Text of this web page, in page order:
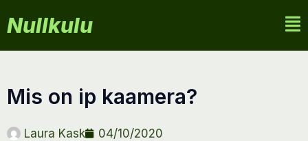
Nullkulu
mis on ip kaamera?
Laura Kask 04/10/2020